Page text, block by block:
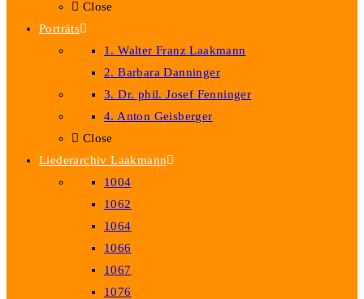
Close
Porträts
1. Walter Franz Laakmann
2. Barbara Danninger
3. Dr. phil. Josef Fenninger
4. Anton Geisberger
Close
Liederarchiv Laakmann
1004
1062
1064
1066
1067
1076